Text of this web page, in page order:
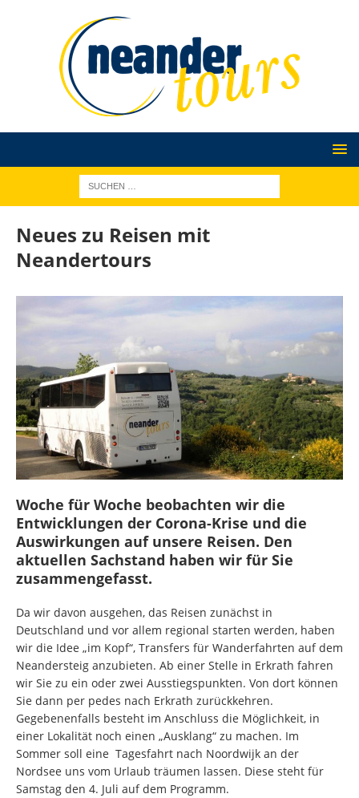
Neues zu Reisen mit
Neandertours
Woche für Woche beobachten wir die
Entwicklungen der Corona-Krise und die
Auswirkungen auf unsere Reisen. Den
aktuellen Sachstand haben wir für Sie
zusammengefasst.
Da wir davon ausgehen, das Reisen zunächst in
Deutschland und vor allem regional starten werden, haben
wir die Idee „im Kopf“, Transfers für Wanderfahrten auf dem
Neandersteig anzubieten. Ab einer Stelle in Erkrath fahren
wir Sie zu ein oder zwei Ausstiegspunkten. Von dort können
Sie dann per pedes nach Erkrath zurückkehren.
Gegebenenfalls besteht im Anschluss die Möglichkeit, in
einer Lokalität noch einen „Ausklang“ zu machen. Im
Sommer soll eine Tagesfahrt nach Noordwijk an der
Nordsee uns vom Urlaub träumen lassen. Diese steht für
Samstag den 4. Juli auf dem Programm.